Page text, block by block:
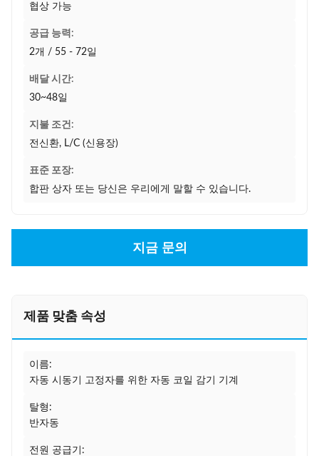
협상 가능
공급 능력:
2개 / 55 - 72일
배달 시간:
30~48일
지불 조건:
전신환, L/C (신용장)
표준 포장:
합판 상자 또는 당신은 우리에게 말할 수 있습니다.
지금 문의
제품 맞춤 속성
이름:
자동 시동기 고정자를 위한 자동 코일 감기 기계
탈형:
반자동
전원 공급기: